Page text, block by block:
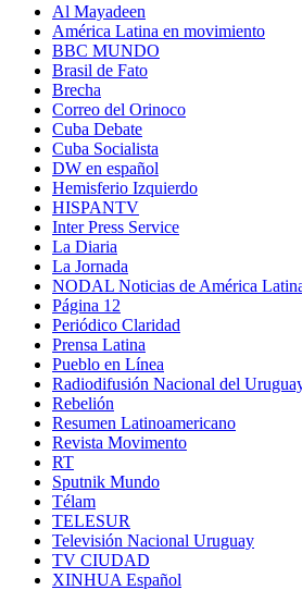
Al Mayadeen
América Latina en movimiento
BBC MUNDO
Brasil de Fato
Brecha
Correo del Orinoco
Cuba Debate
Cuba Socialista
DW en español
Hemisferio Izquierdo
HISPANTV
Inter Press Service
La Diaria
La Jornada
NODAL Noticias de América
Página 12
Periódico Claridad
Prensa Latina
Pueblo en Línea
Radiodifusión Nacional del
Rebelión
Resumen Latinoamericano
Revista Movimento
RT
Sputnik Mundo
Télam
TELESUR
Televisión Nacional Uruguay
TV CIUDAD
XINHUA Español